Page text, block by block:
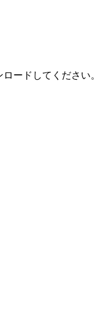
ードしてください。